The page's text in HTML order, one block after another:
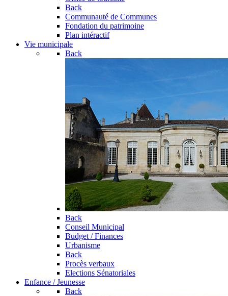
Back
Communauté de Communes
Fondation du patrimoine
Plan intéractif
Vie municipale
Back
Back
Conseil Municipal
Budget / Finances
Urbanisme
Back
Procès verbaux
Elections Sénatoriales
Enfance / Jeunesse
Back